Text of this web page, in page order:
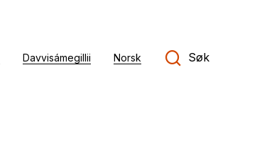
Davvisámegillii Norsk Søk